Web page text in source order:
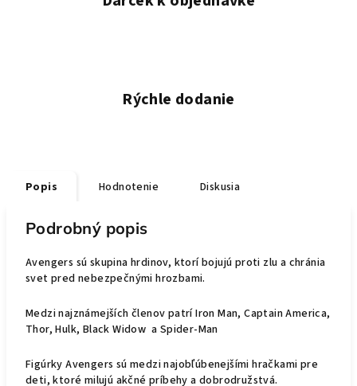
Rýchle dodanie
Popis Hodnotenie Diskusia
Podrobný popis
Avengers sú skupina hrdinov, ktorí bojujú proti zlu a chránia
svet pred nebezpečnými hrozbami.
Medzi najznámejších členov patrí Iron Man, Captain America,
Thor, Hulk, Black Widow a Spider-Man
Figúrky Avengers sú medzi najobľúbenejšími hračkami pre
deti, ktoré milujú akčné príbehy a dobrodružstvá.